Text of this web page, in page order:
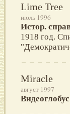
Lime Tree
июль 1996
Истор.
1918 год.
Miracle
август 1997
Видеоглобус